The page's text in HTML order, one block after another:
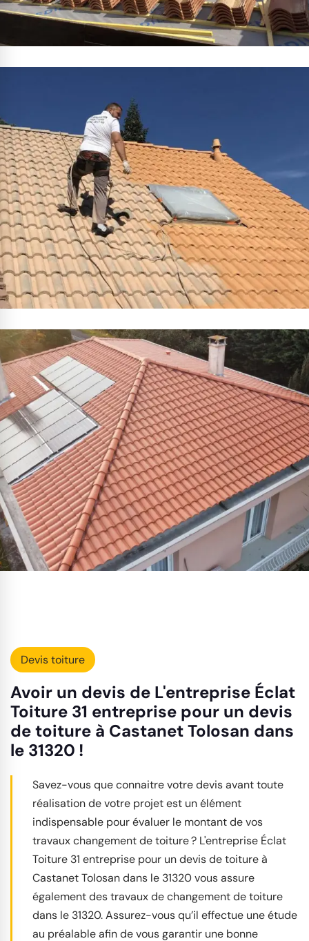
Devis toiture
Avoir un devis de L'entreprise Éclat
Toiture 31 entreprise pour un devis
de toiture à Castanet Tolosan dans
le 31320 !
Savez-vous que connaitre votre devis avant toute
réalisation de votre projet est un élément
indispensable pour évaluer le montant de vos
travaux changement de toiture ? L'entreprise Éclat
Toiture 31 entreprise pour un devis de toiture à
Castanet Tolosan dans le 31320 vous assure
également des travaux de changement de toiture
dans le 31320. Assurez-vous qu’il effectue une étude
au préalable afin de vous garantir une bonne